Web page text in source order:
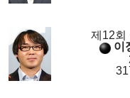
제12회
이